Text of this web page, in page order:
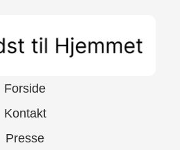
Forside
Kontakt
Presse